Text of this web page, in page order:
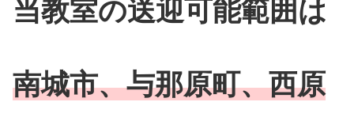
当教室の送迎可能範囲は
南城市、与那原町、西原